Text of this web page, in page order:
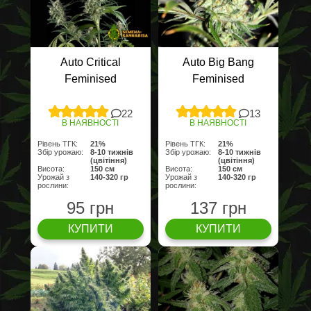
Auto Critical
Feminised
22
В НАЯВНОСТІ
Рівень ТГК:
21%
Збір урожаю:
8-10 тижнів
(цвітіння)
Висота:
150 cм
Урожай з
рослини:
140-320 гр
95 грн
КУПИТИ
Auto Big Bang
Feminised
13
В НАЯВНОСТІ
Рівень ТГК:
21%
Збір урожаю:
8-10 тижнів
(цвітіння)
Висота:
150 cм
Урожай з
рослини:
140-320 гр
137 грн
КУПИТИ